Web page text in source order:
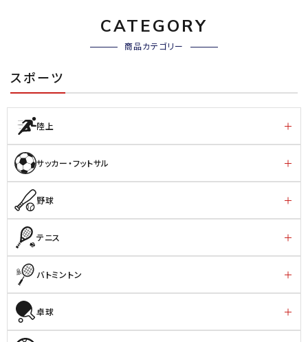
CATEGORY
商品カテゴリー
スポーツ
陸上
サッカー・フットサル
野球
テニス
バトミントン
卓球